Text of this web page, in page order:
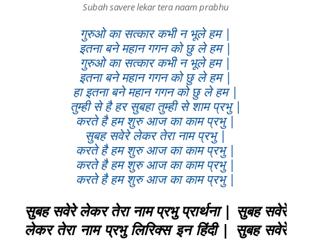
Subah savere lekar tera naam prabhu
गुरुओ का सत्कार कभी न भूले हम |
इतना बने महान गगन को छु ले हम |
गुरुओ का सत्कार कभी न भूले हम |
इतना बने महान गगन को छु ले हम |
हा इतना बने महान गगन को छु ले हम |
तुम्ही से है हर सुबहा तुम्ही से शाम प्रभु |
करते है हम शुरु आज का काम प्रभु |
सुबह सवेरे लेकर तेरा नाम प्रभु |
करते है हम शुरु आज का काम प्रभु |
करते है हम शुरु आज का काम प्रभु |
करते है हम शुरु आज का काम प्रभु |
सुबह सवेरे लेकर तेरा नाम प्रभु प्रार्थना | सुबह सवेरे
लेकर तेरा नाम प्रभु लिरिक्स इन हिंदी | सुबह सवेरे